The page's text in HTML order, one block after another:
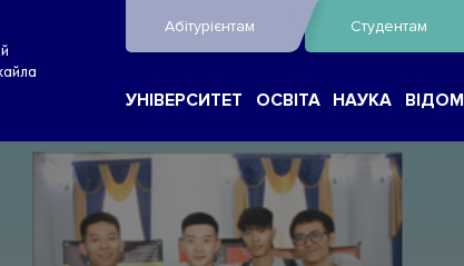
Абітурієнтам Студентам
УНІВЕРСИТЕТ ОСВІТА НАУКА